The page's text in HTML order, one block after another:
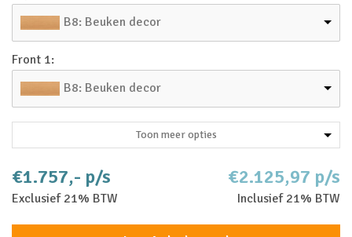
B8: Beuken decor
Front 1:
B8: Beuken decor
Toon meer opties
€1.757,- p/s
Exclusief 21% BTW
€2.125,97 p/s
Inclusief 21% BTW